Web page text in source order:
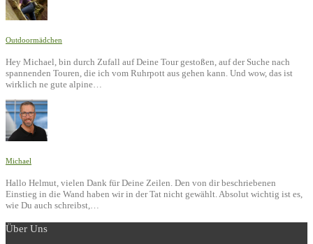
Outdoormädchen
Hey Michael, bin durch Zufall auf Deine Tour gestoßen, auf der Suche nach
spannenden Touren, die ich vom Ruhrpott aus gehen kann. Und wow, das ist
wirklich ne gute alpine…
Michael
Hallo Helmut, vielen Dank für Deine Zeilen. Den von dir beschriebenen
Einstieg in die Wand haben wir in der Tat nicht gewählt. Absolut wichtig ist es,
wie Du auch schreibst,…
Über Uns